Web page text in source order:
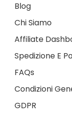
Blog
Chi Siamo
Affiliate
Spedizione E
FAQs
Condizioni
GDPR